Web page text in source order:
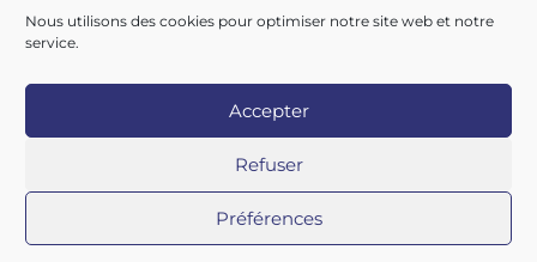
Nous utilisons des cookies pour optimiser notre site web et notre
service.
Accepter
Refuser
Préférences
Copyright 2026 AIST 84 |Politique de confidentialité|
Contactez-nous